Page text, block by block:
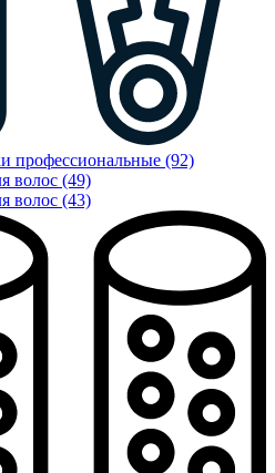
(92)
волос (49)
волос (43)